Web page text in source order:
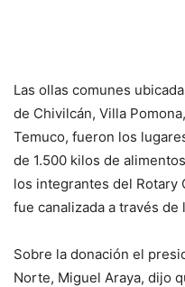
Las ollas comunes
de Chivilcán, Villa
Temuco, fueron los
de 1.500 kilos de
los integrantes del Rotary
fue canalizada a través
Sobre la donación el
Norte, Miguel Araya, dijo